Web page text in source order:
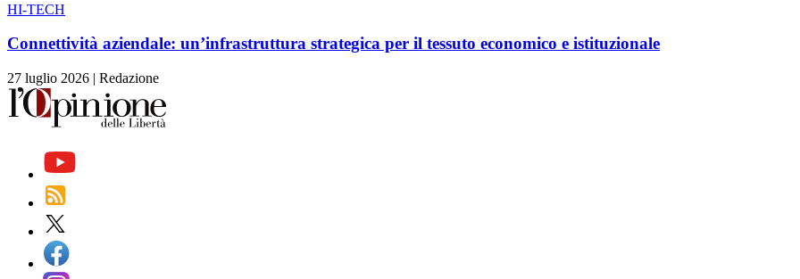
HI-TECH
Connettività aziendale: un’infrastruttura strategica per il tessuto economico e istituzionale
27 luglio 2026 | Redazione